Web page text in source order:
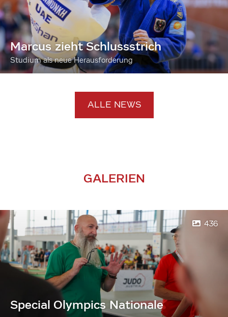
Marcus zieht Schlussstrich
Studium als neue Herausforderung
ALLE NEWS
GALERIEN
436
Special Olympics Nationale